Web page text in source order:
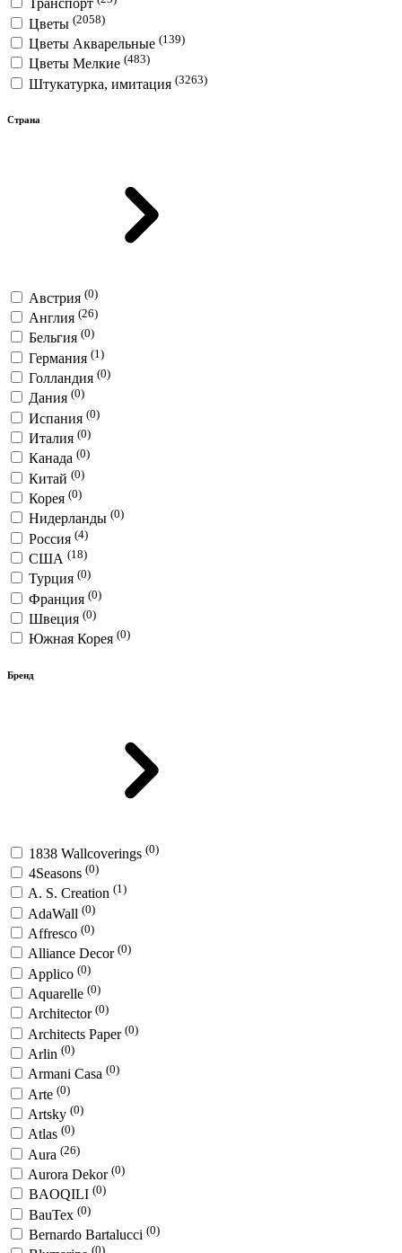
Транспорт
Цветы (2058)
Цветы Акварельные (139)
Цветы Мелкие (483)
Штукатурка, имитация (3263)
Страна
Австрия (0)
Англия (26)
Бельгия (0)
Германия (1)
Голландия (0)
Дания (0)
Испания (0)
Италия (0)
Канада (0)
Китай (0)
Корея (0)
Нидерланды (0)
Россия (4)
США (18)
Турция (0)
Франция (0)
Швеция (0)
Южная Корея (0)
Бренд
1838 Wallcoverings (0)
4Seasons (0)
A. S. Creation (1)
AdaWall (0)
Affresco (0)
Alliance Decor (0)
Applico (0)
Aquarelle (0)
Architector (0)
Architects Paper (0)
Arlin (0)
Armani Casa (0)
Arte (0)
Artsky (0)
Atlas (0)
Aura (26)
Aurora Dekor (0)
BAOQILI (0)
BauTex (0)
Bernardo Bartalucci (0)
(0)